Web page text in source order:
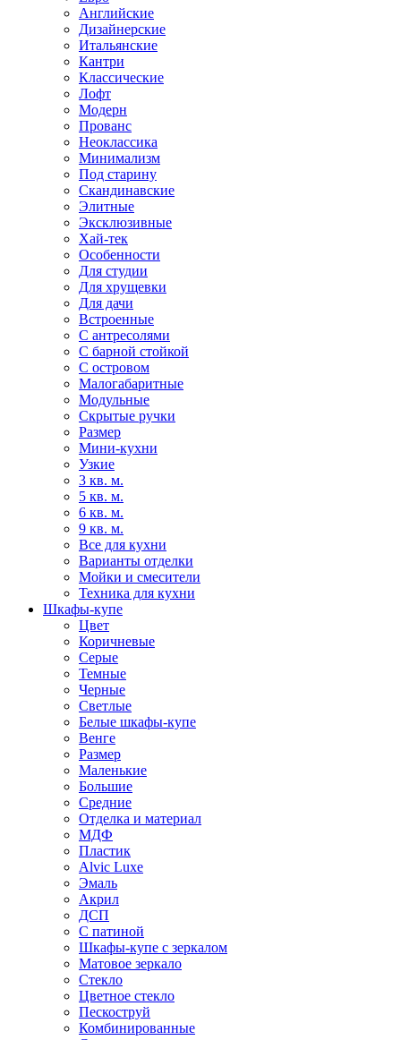
Английские
Дизайнерские
Итальянские
Кантри
Классические
Лофт
Модерн
Прованс
Неоклассика
Минимализм
Под старину
Скандинавские
Элитные
Эксклюзивные
Хай-тек
Особенности
Для студии
Для хрущевки
Для дачи
Встроенные
С антресолями
С барной стойкой
С островом
Малогабаритные
Модульные
Скрытые ручки
Размер
Мини-кухни
Узкие
3 кв. м.
5 кв. м.
6 кв. м.
9 кв. м.
Все для кухни
Варианты отделки
Мойки и смесители
Техника для кухни
Шкафы-купе
Цвет
Коричневые
Серые
Темные
Черные
Светлые
Белые шкафы-купе
Венге
Размер
Маленькие
Большие
Средние
Отделка и материал
МДФ
Пластик
Alvic Luxe
Эмаль
Акрил
ДСП
С патиной
Шкафы-купе с зеркалом
Матовое зеркало
Стекло
Цветное стекло
Пескоструй
Комбинированные